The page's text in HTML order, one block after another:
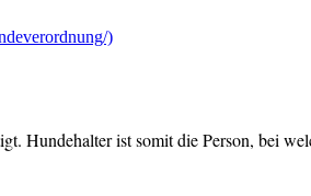
)
Hundehalter ist somit die Person, bei